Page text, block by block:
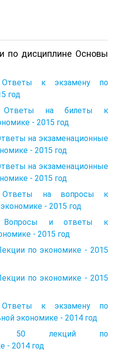
по дисциплине Основы
Ответы к экзамену по
год
Ответы на билеты к
- 2015 год
на экзаменационные
- 2015 год
на экзаменационные
- 2015 год
Ответы на вопросы к
- 2015 год
Вопросы и ответы к
- 2015 год
по экономике - 2015
по экономике - 2015
Ответы к экзамену по
экономике - 2014 год
50 лекций по
- 2014 год